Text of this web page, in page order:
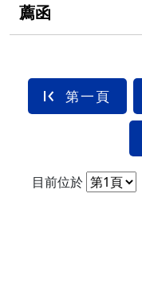
薦函
第一頁
目前位於